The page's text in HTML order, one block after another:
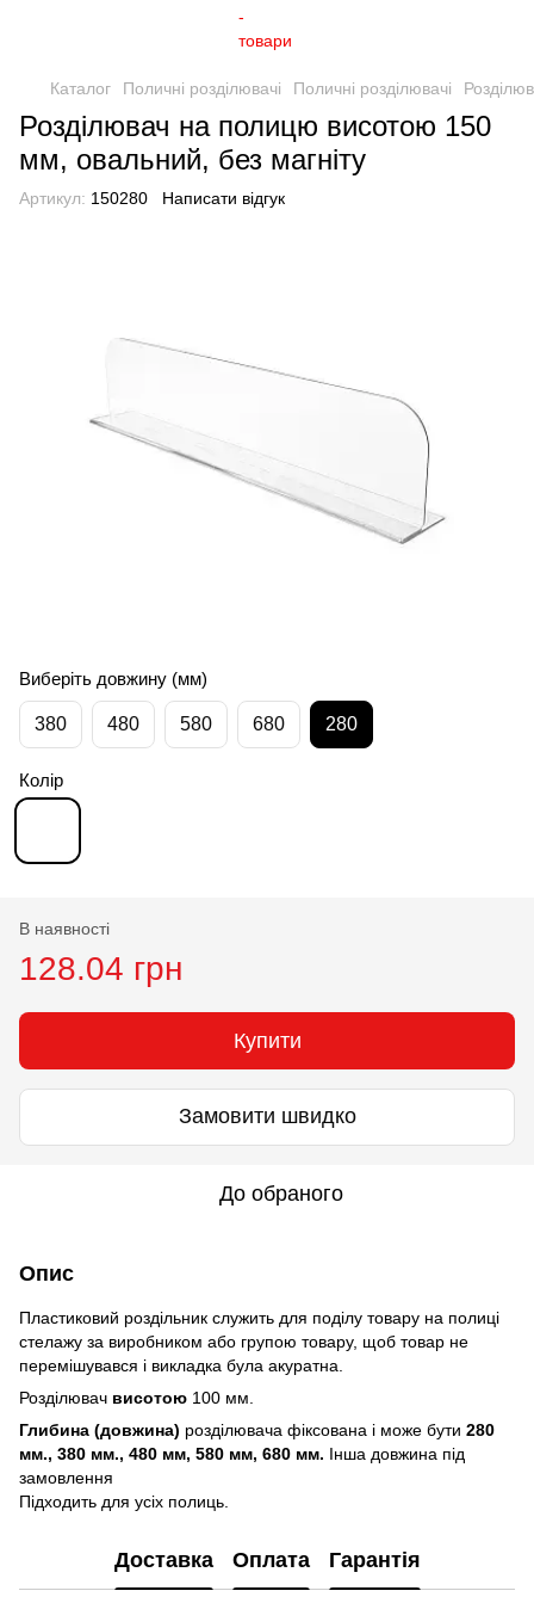
Каталог Поличні розділювачі Поличні розділювачі
Розділювач на полицю висотою 150
мм, овальний, без магніту
Артикул: 150280 Написати відгук
Виберіть довжину (мм)
380 480 580 680 280
Колір
В наявності
128.04 грн
Купити
Замовити швидко
До обраного
Опис
Пластиковий роздільник служить для поділу товару на полиці
стелажу за виробником або групою товару, щоб товар не
перемішувався і викладка була акуратна.
Розділювач висотою 100 мм.
Глибина (довжина) розділювача фіксована і може бути 280
мм., 380 мм., 480 мм, 580 мм, 680 мм. Інша довжина під
замовлення
Підходить для усіх полиць.
Доставка Оплата Гарантія